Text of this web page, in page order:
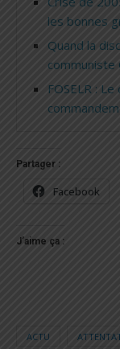
les bonnes
Quand la
communiste
FOSELR :
Partager :
Facebook
J’aime ça :
ACTU